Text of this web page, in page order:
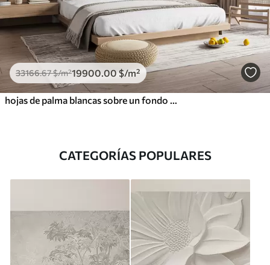
33166.67$/m²19900 .00$/m²
CATEGORÍAS POPULARES